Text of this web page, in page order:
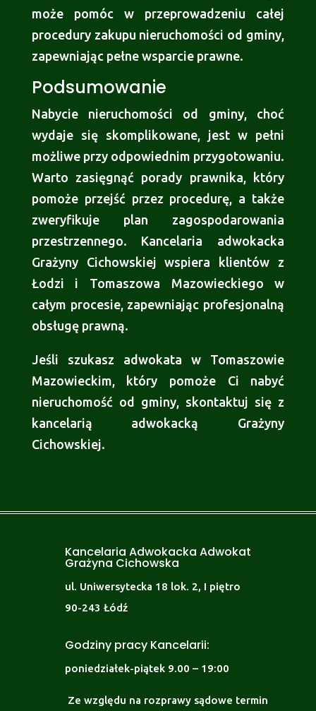
może pomóc w przeprowadzeniu całej
procedury zakupu nieruchomości od gminy,
zapewniając pełne wsparcie prawne.
Podsumowanie
Nabycie nieruchomości od gminy, choć
wydaje się skomplikowane, jest w pełni
możliwe przy odpowiednim przygotowaniu.
Warto zasięgnąć porady prawnika, który
pomoże przejść przez procedurę, a także
zweryfikuje plan zagospodarowania
przestrzennego. Kancelaria adwokacka
Grażyny Cichowskiej wspiera klientów z
Łodzi i Tomaszowa Mazowieckiego w
całym procesie, zapewniając profesjonalną
obsługę prawną.
Jeśli szukasz adwokata w Tomaszowie
Mazowieckim, który pomoże Ci nabyć
nieruchomość od gminy, skontaktuj się z
kancelarią adwokacką Grażyny
Cichowskiej.
Kancelaria Adwokacka Adwokat
Grażyna Cichowska
ul. Uniwersytecka 18 lok. 2, I piętro
90-243 Łódź
Godziny pracy Kancelarii:
poniedziałek-piątek 9.00 – 19:00
Ze względu na rozprawy sądowe termin